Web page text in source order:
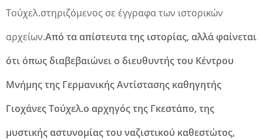
Τούχελ.στηριζόμενος σε έγγραφα των ιστορικών
αρχείων.Aπό τα απίστευτα της ιστορίας, αλλά φαίνεται
ότι όπως διαβεβαιώνει ο διευθυντής του Κέντρου
Μνήμης της Γερμανικής Αντίστασης καθηγητής
Γιοχάνες Τούχελ.ο αρχηγός της Γκεστάπο, της
μυστικής αστυνομίας του ναζιστικού καθεστώτος,